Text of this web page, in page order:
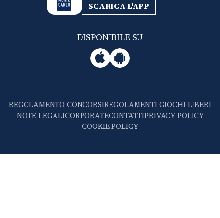
SCARICA L'APP
DISPONIBILE SU
REGOLAMENTO CONCORSIREGOLAMENTI GIOCHI LIBERI
NOTE LEGALICORPORATECONTATTIPRIVACY POLICY
COOKIE POLICY